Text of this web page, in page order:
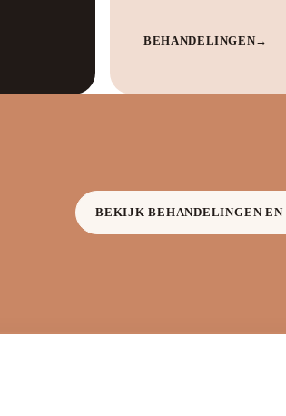
BEHANDELINGEN→
BEKIJK BEHANDELINGEN EN